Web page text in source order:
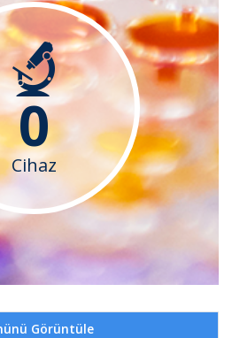
0
Cihaz
Görüntüle